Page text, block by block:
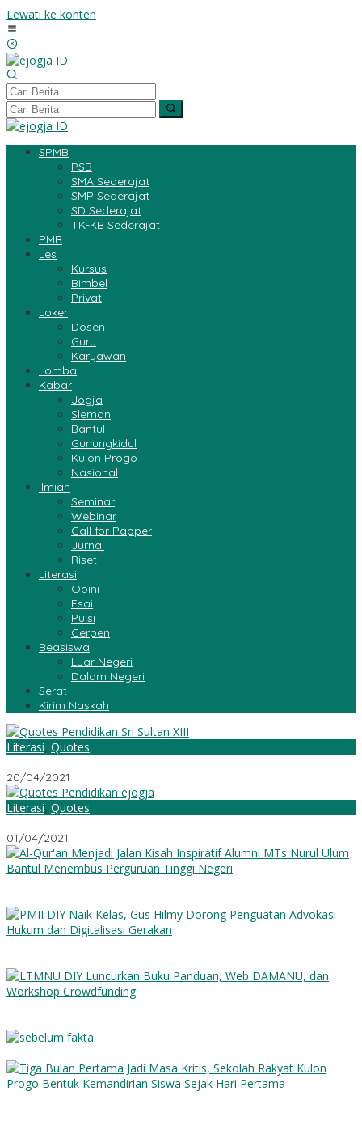
Lewati ke konten
SPMB
PSB
SMA Sederajat
SMP Sederajat
SD Sederajat
TK-KB Sederajat
PMB
Les
Kursus
Bimbel
Privat
Loker
Dosen
Guru
Karyawan
Lomba
Kabar
Jogja
Sleman
Bantul
Gunungkidul
Kulon Progo
Nasional
Ilmiah
Seminar
Webinar
Call for Papper
Jurnai
Riset
Literasi
Opini
Esai
Puisi
Cerpen
Beasiswa
Luar Negeri
Dalam Negeri
Serat
Kirim Naskah
Literasi, Quotes
20/04/2021
Literasi, Quotes
01/04/2021